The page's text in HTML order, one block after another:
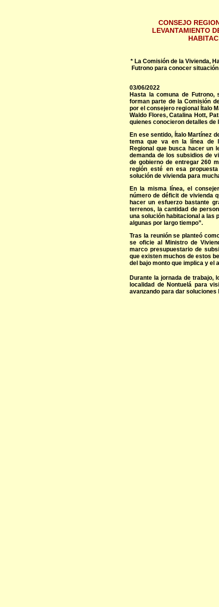
CONSEJO
LEVANTAMIENTO
* La Comisión de la Vivienda,
Futrono para conocer
03/06/2022
Hasta la comuna de
forman parte de la Comisión
por el consejero regional Ítalo
Waldo Flores, Catalina Hott,
quienes conocieron detalles
En ese sentido, Ítalo Martínez
tema que va en la línea de
Regional que busca hacer un
demanda de los subsidios de
de gobierno de entregar 260
región esté en esa
solución de vivienda para
En la misma línea, el
número de déficit de vivienda
hacer un esfuerzo bastante
terrenos, la cantidad de
una solución habitacional a las
algunas por largo tiempo”.
Tras la reunión se planteó
se oficie al Ministro de
marco presupuestario de
que existen muchos de estos
del bajo monto que implica y el
Durante la jornada de trabajo,
localidad de Nontuelá para
avanzando para dar